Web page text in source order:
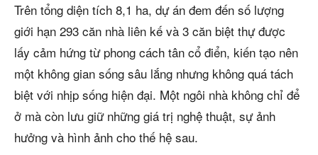
Trên tổng diện tích 8,1 ha, dự án đem đến số lượng
giới hạn 293 căn nhà liên kế và 3 căn biệt thự được
lấy cảm hứng từ phong cách tân cổ điển, kiến tạo nên
một không gian sống sâu lắng nhưng không quá tách
biệt với nhịp sống hiện đại. Một ngôi nhà không chỉ để
ở mà còn lưu giữ những giá trị nghệ thuật, sự ảnh
hưởng và hình ảnh cho thế hệ sau.